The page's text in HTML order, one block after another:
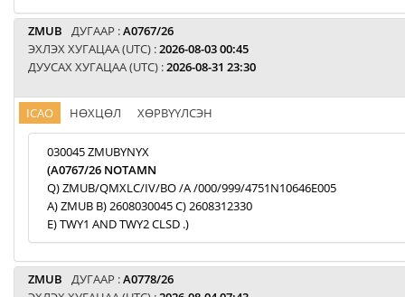
ZMUB ДУГААР :A0767/26
ЭХЛЭХ ХУГАЦАА (UTC) :2026-08-03 00:45
ДУУСАХ ХУГАЦАА (UTC) :2026-08-31 23:30
ICAO НӨХЦӨЛ ХӨРВҮҮЛСЭН
030045 ZMUBYNYX
(A0767/26 NOTAMN
Q) ZMUB/QMXLC/IV/BO /A /000/999/4751N10646E005
A) ZMUB B) 2608030045 C) 2608312330
E) TWY1 AND TWY2 CLSD .)
ZMUB ДУГААР :A0778/26